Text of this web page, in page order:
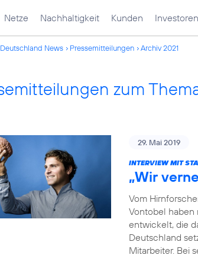
Netze Nachhaltigkeit Kunden Investoren
News Pressemitteilungen Archiv 2021
zum
29. Mai 2019
INTERVIEW MIT
„Wir
Vom
Vontobel haben
entwickelt, die
Deutschland
Mitarbeiter. Bei